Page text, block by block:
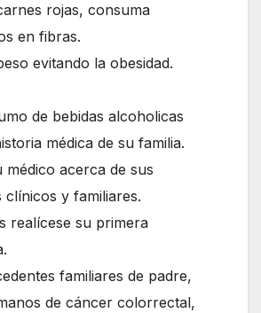
rojas, consuma
en fibras.
evitando la obesidad.
de bebidas alcoholicas
médica de su familia.
médico acerca de sus
clínicos y familiares.
realícese su primera
familiares de padre,
de cáncer colorrectal,